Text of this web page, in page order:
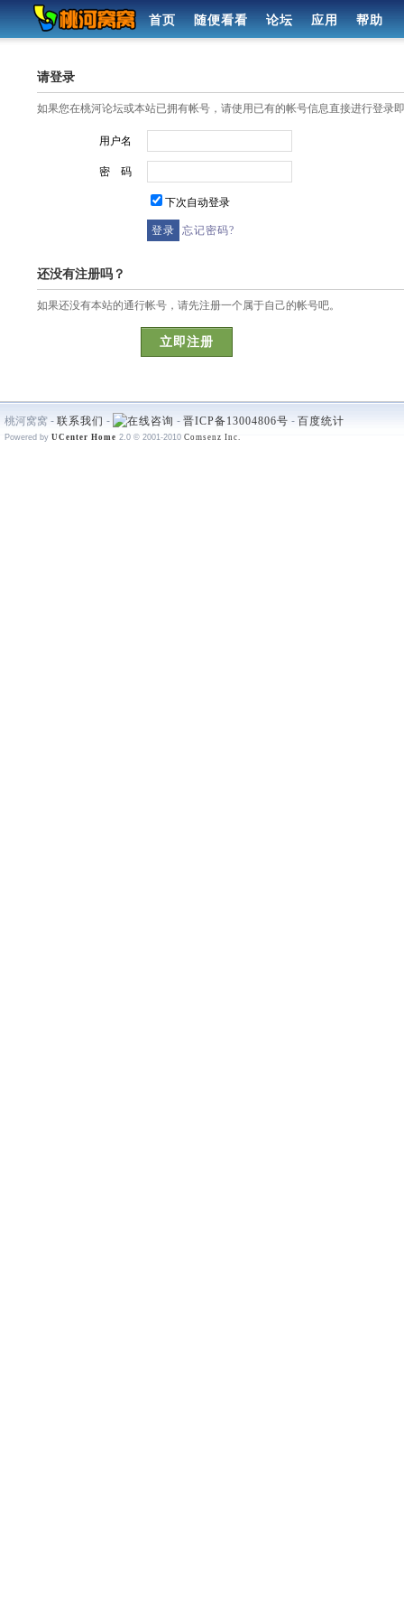
首页 随便看看 论坛 应用 帮助
请登录
如果您在桃河论坛或本站已拥有帐号，请使用已有的帐号信息直接进行登录
用户名
密 码
下次自动登录
忘记密码?
还没有注册吗？
如果还没有本站的通行帐号，请先注册一个属于自己的帐号吧。
立即注册
桃河窝窝 - 联系我们 - - 晋ICP备13004806号 - 百度统计
Powered by UCenter Home 2.0 © 2001-2010 Comsenz Inc.